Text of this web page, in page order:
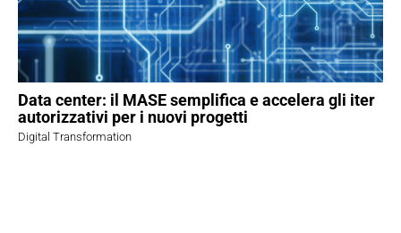
Data center: il MASE semplifica e accelera gli iter
autorizzativi per i nuovi progetti
Digital Transformation